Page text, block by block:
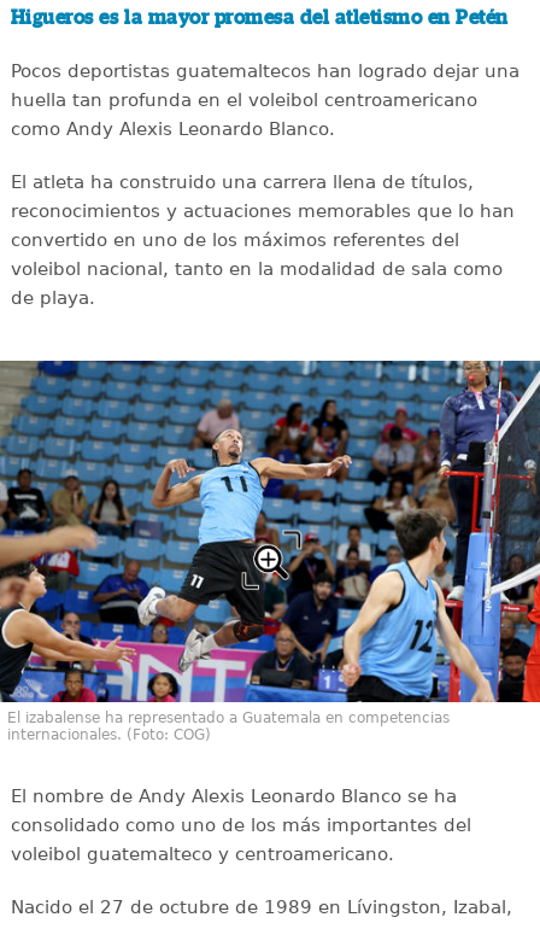
Higueros es la mayor promesa del atletismo en Petén
Pocos deportistas guatemaltecos han logrado dejar una
huella tan profunda en el voleibol centroamericano
como Andy Alexis Leonardo Blanco.
El atleta ha construido una carrera llena de títulos,
reconocimientos y actuaciones memorables que lo han
convertido en uno de los máximos referentes del
voleibol nacional, tanto en la modalidad de sala como
de playa.
El izabalense ha representado a Guatemala en competencias
internacionales. (Foto: COG)
El nombre de Andy Alexis Leonardo Blanco se ha
consolidado como uno de los más importantes del
voleibol guatemalteco y centroamericano.
Nacido el 27 de octubre de 1989 en Lívingston, Izabal,